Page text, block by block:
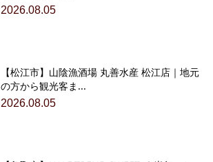
2026.08.05
【松江市】山陰漁酒場 丸善水産 松江店｜地元
の方から観光客ま...
2026.08.05